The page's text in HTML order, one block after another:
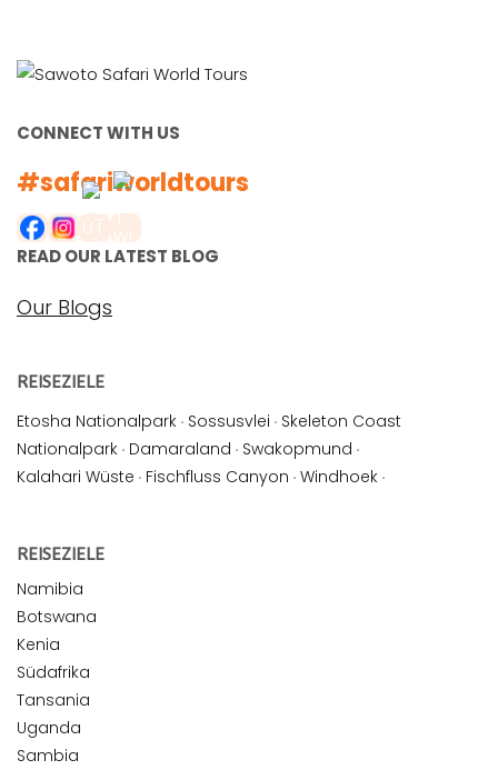
CONNECT WITH US
#safariworldtours
READ OUR LATEST BLOG
Our Blogs
REISEZIELE
Etosha Nationalpark · Sossusvlei · Skeleton Coast
Nationalpark · Damaraland · Swakopmund ·
Kalahari Wüste · Fischfluss Canyon · Windhoek ·
REISEZIELE
Namibia
Botswana
Kenia
Südafrika
Tansania
Uganda
Sambia